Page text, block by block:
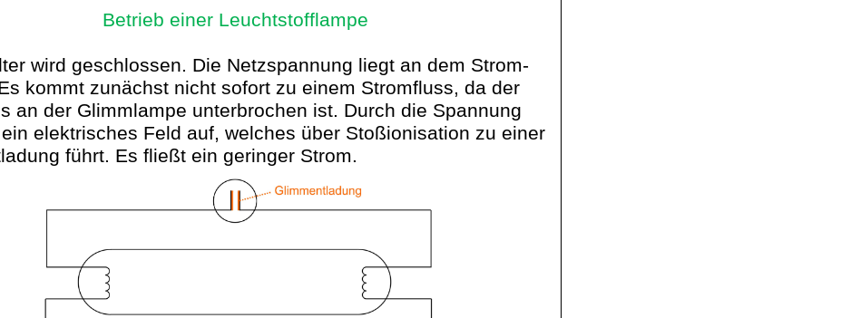
Betrieb einer Leuchtstofflampe
wird geschlossen. Die Netzspannung liegt an dem Strom-
kommt zunächst nicht sofort zu einem Stromfluss, da der
an der Glimmlampe unterbrochen ist. Durch die Spannung
elektrisches Feld auf, welches über Stoßionisation zu einer
führt. Es fließt ein geringer Strom.